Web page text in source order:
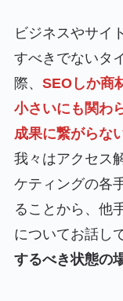
ビジネスやサイ
すべきでないタ
際、 SEOしか商
小さいにも関わ
成果に繋がらな
我々はアクセス
ケティングの各
ることから、他
についてお話し
するべき状態の